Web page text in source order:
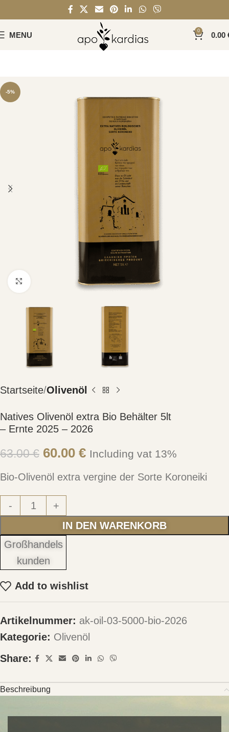
MENU 0 0.00
-5%
Click to enlarge
Startseite Olivenöl
Natives Olivenöl extra Bio Behälter 5lt
– Ernte 2025 – 2026
63.00€ 60.00 € Including vat 13%
Bio-Olivenöl extra vergine der Sorte Koroneiki
-
+
IN DEN WARENKORB
Großhandels
kunden
Add to wishlist
Artikelnummer: ak-oil-03-5000-bio-2026
Kategorie: Olivenöl
Share:
Beschreibung